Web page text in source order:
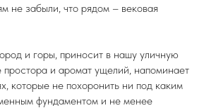
не забыли, что рядом – вековая
и горы, приносит в нашу уличную
и аромат ущелий, напоминает
которые не похоронить ни под каким
фундаментом и не менее